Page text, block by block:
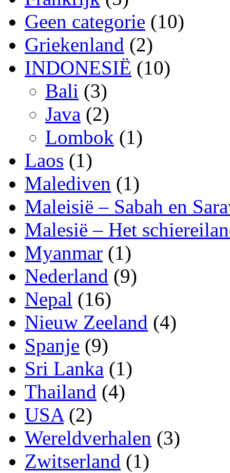
Geen categorie (10)
Griekenland (2)
INDONESIË (10)
Bali (3)
Java (2)
Lombok (1)
Laos (1)
Malediven (1)
Maleisië – Sabah en
Malesië – Het
Myanmar (1)
Nederland (9)
Nepal (16)
Nieuw Zeeland (4)
Spanje (9)
Sri Lanka (1)
Thailand (4)
USA(2)
Wereldverhalen (3)
Zwitserland (1)